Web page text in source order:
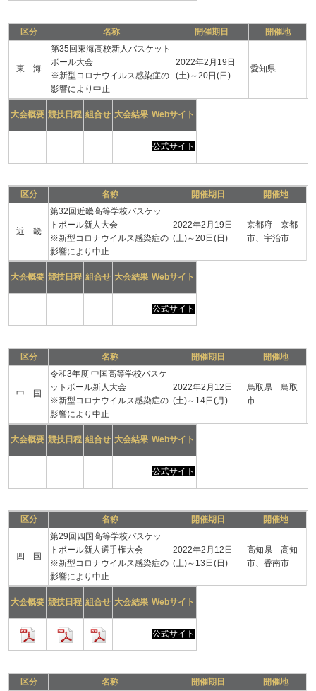
区分 名称 開催期日 開催地
東 海
第35回東海高校新人バスケット
ボール大会
※新型コロナウイルス感染症の
影響により中止
2022年2月19日
(土)～20日(日)
愛知県
大会概要 競技日程 組合せ 大会結果 Webサイト
公式サイト
区分 名称 開催期日 開催地
近 畿
第32回近畿高等学校バスケッ
トボール新人大会
※新型コロナウイルス感染症の
影響により中止
2022年2月19日
(土)～20日(日)
京都府 京都
市、宇治市
大会概要 競技日程 組合せ 大会結果 Webサイト
公式サイト
区分 名称 開催期日 開催地
中 国
令和3年度 中国高等学校バスケ
ットボール新人大会
※新型コロナウイルス感染症の
影響により中止
2022年2月12日
(土)～14日(月)
鳥取県 鳥取
市
大会概要 競技日程 組合せ 大会結果 Webサイト
公式サイト
区分 名称 開催期日 開催地
四 国
第29回四国高等学校バスケッ
トボール新人選手権大会
※新型コロナウイルス感染症の
影響により中止
2022年2月12日
(土)～13日(日)
高知県 高知
市、香南市
大会概要 競技日程 組合せ 大会結果 Webサイト
公式サイト
区分 名称 開催期日 開催地